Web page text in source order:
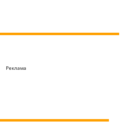
Реклама